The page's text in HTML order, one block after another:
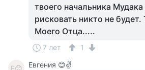
твоего начальника Мудака
рисковать никто не будет.
Моего Отца.....
7 лет 1
Е😊 Евгения 😊✌